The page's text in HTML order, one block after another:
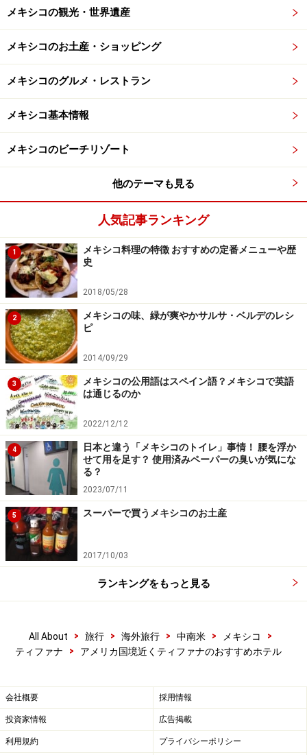
ホテルの客室インテリアは、ミニマルでモダン。アイロ
ン、ヘアドライヤーなどを含め、基本的なものは揃う機
能的な部屋です（客室内の Wi-Fiは有料ですが、パックプ
ランで申し込むとWi-Fi使用料金込みになっているので、
予約時に要確認）。メキシコのホテルでは珍しくバスタ
ブのある部屋や、喫煙できる部屋もあります（予約時に
要リクエスト）。
児所があり、レストランはメキシコ料理とテキーラを楽
しめるマリア・ボニータと、朝食ブッフェが美味しいと
評判のアスーレホスがあります。レンタカーの手続きや
24時間のルームサービスも受け付けています。
＜DATA＞
■CAMINO REAL TIJUANA（カミノレアル・ティファナ）
住所：Paseo de los Héroes No. 10305,Col. Zona Río,
Tijuana
TEL：＋52 (664) 633 4000
アクセス：ティファナ国際空港から車で約10分、国境か
らは車で約5分。ショッピングセンター、Plaza Rio（プ
ラサ・リオ）の目の前
料金：1414メキシコペソ～、朝食付き1662メキシコペソ
～（2名1室料金）
ビジネス・観光ともに便利な高級ホテル、
ルセルナ
中庭にプールがあるホテル(C)Lucerna
メキシコのバハカリフォルニア州の会社が経営するホテ
ルチェーン、ルセルナ。地元の人々から愛される全176
メキシコの観光・世界遺産
メキシコのお土産・ショッピング
メキシコのグルメ・レストラン
メキシコ基本情報
メキシコのビーチリゾート
他のテーマも見る
人気記事ランキング
1
メキシコ料理の特徴 おすすめの定番メニューや歴
史
2018/05/28
2
メキシコの味、緑が爽やかサルサ・ベルデのレシ
ピ
2014/09/29
3
メキシコの公用語はスペイン語？メキシコで英語
は通じるのか
2022/12/12
4
日本と違う「メキシコのトイレ」事情！ 腰を浮か
せて用を足す？ 使用済みペーパーの臭いが気にな
る？
2023/07/11
5 スーパーで買うメキシコのお土産
2017/10/03
ランキングをもっと見る
All About > 旅行 > 海外旅行 > 中南米 > メキシコ
>
ティファナ
> アメリカ国境近くティファナのおすすめホテル
会社概要 採用情報
投資家情報 広告掲載
利用規約 プライバシーポリシー